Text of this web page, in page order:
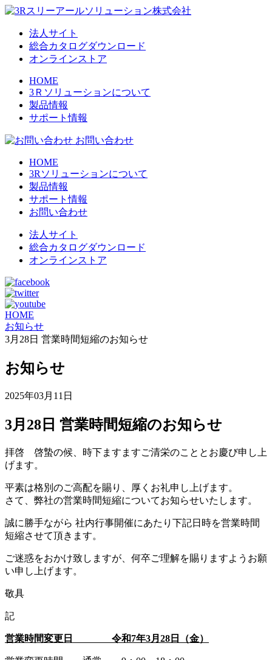
法人サイト
総合カタログダウンロード
オンラインストア
HOME
3Ｒソリューションについて
製品情報
サポート情報
お問い合わせ
HOME
3Rソリューションについて
製品情報
サポート情報
お問い合わせ
法人サイト
総合カタログダウンロード
オンラインストア
HOME
お知らせ
3月28日 営業時間短縮のお知らせ
お知らせ
2025年03月11日
3月28日 営業時間短縮のお知らせ
拝啓 啓蟄の候、時下ますますご清栄のこととお慶び申し上
げます。
平素は格別のご高配を賜り、厚くお礼申し上げます。
さて、弊社の営業時間短縮についてお知らせいたします。
誠に勝手ながら 社内行事開催にあたり下記日時を営業時間
短縮させて頂きます。
ご迷惑をおかけ致しますが、何卒ご理解を賜りますようお願
い申し上げます。
敬具
記
営業時間変更日 令和7年3月 28 日（金）